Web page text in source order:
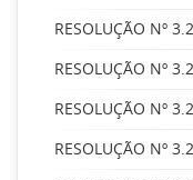
RESOLUÇÃO Nº
RESOLUÇÃO Nº
RESOLUÇÃO Nº
RESOLUÇÃO Nº